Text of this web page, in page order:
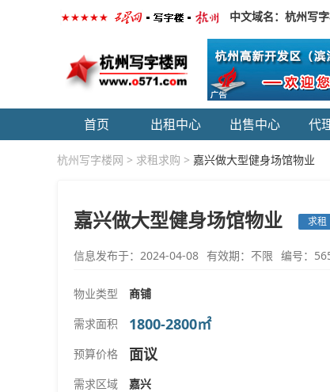
中文域名：杭州写
首页 出租中心 出售中心 代
杭州写字楼网 > 求租求购 > 嘉兴做大型健身场馆物业
嘉兴做大型健身场馆物业 求租
信息发布于：2024-04-08 有效期：不限 编号：
物业类型
商铺
需求面积
1800-2800㎡
预算价格 面议
需求区域
嘉兴